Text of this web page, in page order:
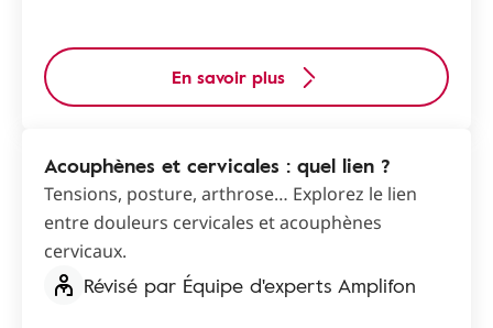
En savoir plus
Acouphènes et cervicales : quel lien ?
Tensions, posture, arthrose… Explorez le lien
entre douleurs cervicales et acouphènes
cervicaux.
Révisé par Équipe d'experts Amplifon